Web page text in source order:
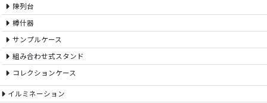
陳列台
樽什器
サンプルケース
組み合わせ式スタンド
コレクションケース
イルミネーション